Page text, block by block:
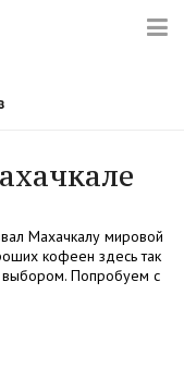
Махачкалу мировой
кофеен здесь так
выбором. Попробуем с